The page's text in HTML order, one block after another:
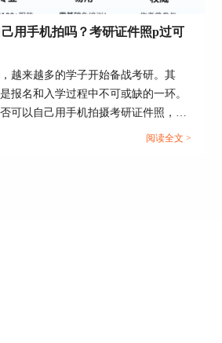
用手机拍吗？考研证件照p过可
越来越多的学子开始备战考研。其
报名和入学过程中不可或缺的一环。
可以自己用手机拍摄考研证件照，并
通过审核。本文将探讨考研证件照可
阅读全文 >